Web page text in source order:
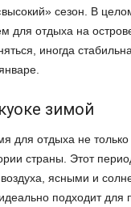
сезон. В
для отдыха на
иногда
зимой
для отдыха не только
страны. Этот
ясными и
подходит для